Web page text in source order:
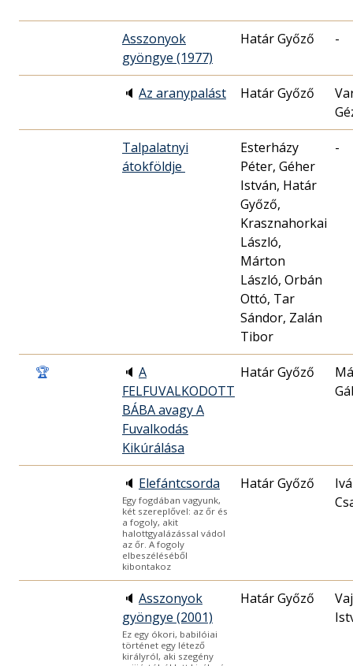
Asszonyok
gyöngye (1977)
Határ Győző -
🔈 Az aranypalást Határ Győző
Talpalatnyi
átokföldje
Esterházy
Péter, Géher
István, Határ
Győző,
Krasznahorkai
László,
Márton
László, Orbán
Ottó, Tar
Sándor, Zalán
Tibor
-
🏆 🔈 A
FELFUVALKODOTT
BÁBA avagy A
Fuvalkodás
Kikúrálása
Határ Győző
🔈 Elefántcsorda
Egy fogdában vagyunk,
két szereplővel: az őr és
a fogoly, akit
halottgyalázással vádol
az őr. A fogoly
elbeszéléséből
kibontakoz
Határ Győző
🔈 Asszonyok
gyöngye (2001)
Ez egy ókori, babilóiai
történet egy létező
királyról, aki szegény
Határ Győző